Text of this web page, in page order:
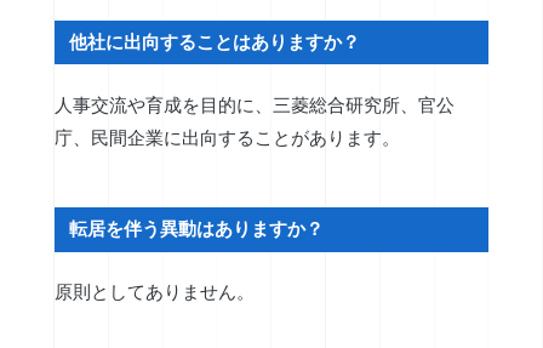
他社に出向することはありますか？
人事交流や育成を目的に、三菱総合研究所、官公
庁、民間企業に出向することがあります。
転居を伴う異動はありますか？
原則としてありません。